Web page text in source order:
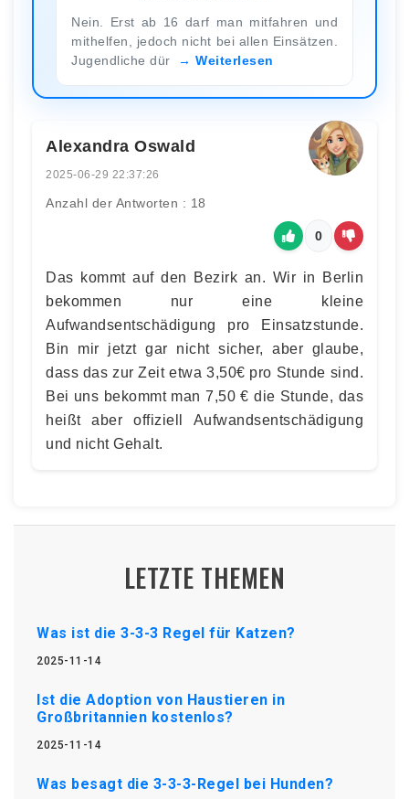
Nein. Erst ab 16 darf man mitfahren und
mithelfen, jedoch nicht bei allen Einsätzen.
Jugendliche dür
Weiterlesen
Alexandra Oswald
2025-06-29 22:37:26
Anzahl der Antworten : 18
0
Das kommt auf den Bezirk an. Wir in Berlin
bekommen nur eine kleine
Aufwandsentschädigung pro Einsatzstunde.
Bin mir jetzt gar nicht sicher, aber glaube,
dass das zur Zeit etwa 3,50€ pro Stunde sind.
Bei uns bekommt man 7,50 € die Stunde, das
heißt aber offiziell Aufwandsentschädigung
und nicht Gehalt.
LETZTE THEMEN
Was ist die 3-3-3 Regel für Katzen?
2025-11-14
Ist die Adoption von Haustieren in
Großbritannien kostenlos?
2025-11-14
Was besagt die 3-3-3-Regel bei Hunden?